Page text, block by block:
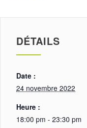
DÉTAILS
Date :
24 novembre 2022
Heure :
18:00 pm - 23:30 pm